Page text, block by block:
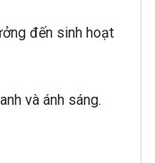
đến sinh hoạt
và ánh sáng.